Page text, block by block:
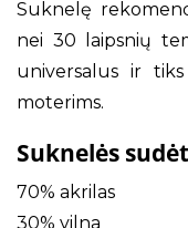
Suknelę
nei 30 laipsnių
universalus ir
moterims.
Suknelės
70% akrilas
30% vilna